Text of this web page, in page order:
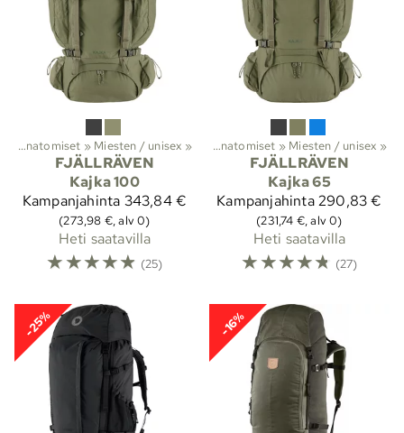
Anatomiset ‪» Miesten / unisex ‪»
FJÄLLRÄVEN
Kajka 100
Kampanjahinta 343,84 €
(273,98 €, alv 0)
Heti saatavilla
☆☆☆☆☆ (25)
Vaellus‪»Reput ja laukut‪»Rinkat Anatomiset ‪» Miesten / unisex ‪»
FJÄLLRÄVEN
Kajka 65
Kampanjahinta290,83 €
(231,74 €, alv 0)
Heti saatavilla
☆☆☆☆☆ (27)
-25% -16%